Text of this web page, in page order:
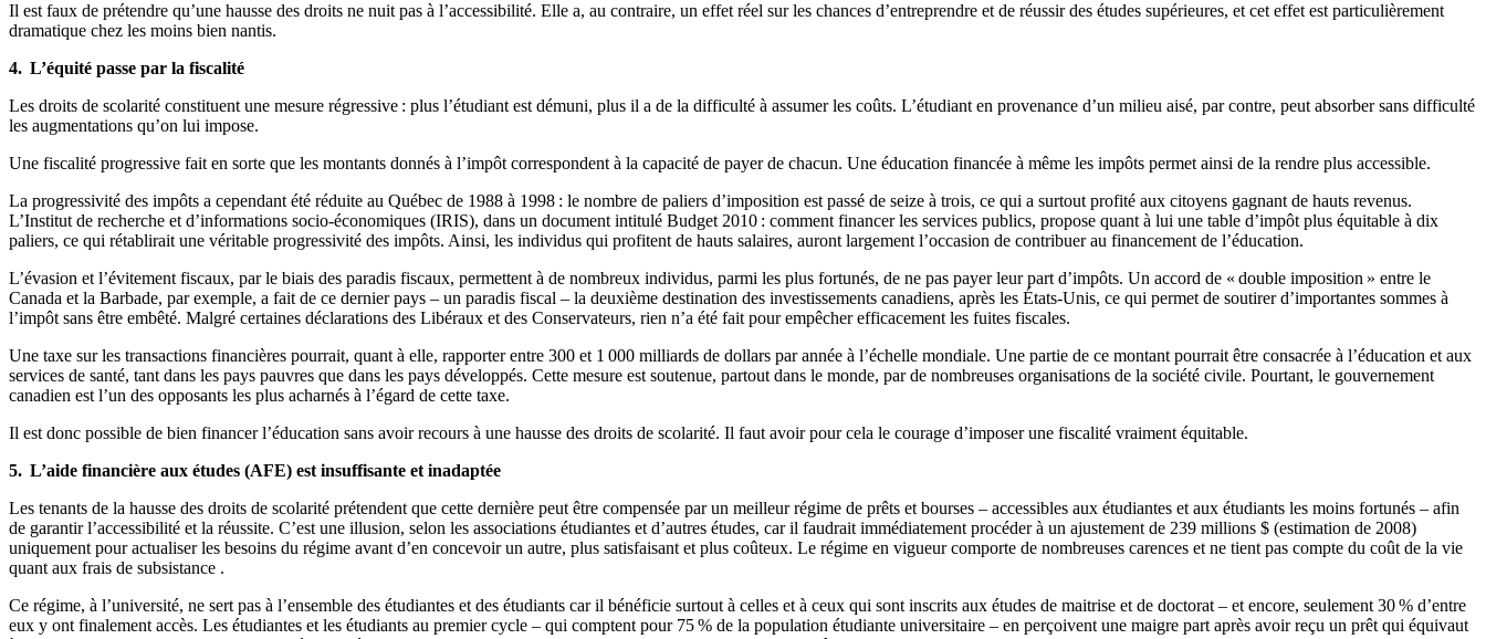
Il est faux de prétendre qu’une hausse des droits ne nuit pas à l’accessibilité. Elle a, au contraire, un effet réel sur les chances d’entreprendre et de réussir des études supérieures, et cet effet est particulièrement
dramatique chez les moins bien nantis.
4. L’équité passe par la fiscalité
Les droits de scolarité constituent une mesure régressive : plus l’étudiant est démuni, plus il a de la difficulté à assumer les coûts. L’étudiant en provenance d’un milieu aisé, par contre, peut absorber sans difficulté
les augmentations qu’on lui impose.
Une fiscalité progressive fait en sorte que les montants donnés à l’impôt correspondent à la capacité de payer de chacun. Une éducation financée à même les impôts permet ainsi de la rendre plus accessible.
La progressivité des impôts a cependant été réduite au Québec de 1988 à 1998 : le nombre de paliers d’imposition est passé de seize à trois, ce qui a surtout profité aux citoyens gagnant de hauts revenus.
L’Institut de recherche et d’informations socio-économiques (IRIS), dans un document intitulé Budget 2010 : comment financer les services publics, propose quant à lui une table d’impôt plus équitable à dix
paliers, ce qui rétablirait une véritable progressivité des impôts. Ainsi, les individus qui profitent de hauts salaires, auront largement l’occasion de contribuer au financement de l’éducation.
L’évasion et l’évitement fiscaux, par le biais des paradis fiscaux, permettent à de nombreux individus, parmi les plus fortunés, de ne pas payer leur part d’impôts. Un accord de « double imposition » entre le
Canada et la Barbade, par exemple, a fait de ce dernier pays – un paradis fiscal – la deuxième destination des investissements canadiens, après les États-Unis, ce qui permet de soutirer d’importantes sommes à
l’impôt sans être embêté. Malgré certaines déclarations des Libéraux et des Conservateurs, rien n’a été fait pour empêcher efficacement les fuites fiscales.
Une taxe sur les transactions financières pourrait, quant à elle, rapporter entre 300 et 1 000 milliards de dollars par année à l’échelle mondiale. Une partie de ce montant pourrait être consacrée à l’éducation et aux
services de santé, tant dans les pays pauvres que dans les pays développés. Cette mesure est soutenue, partout dans le monde, par de nombreuses organisations de la société civile. Pourtant, le gouvernement
canadien est l’un des opposants les plus acharnés à l’égard de cette taxe.
Il est donc possible de bien financer l’éducation sans avoir recours à une hausse des droits de scolarité. Il faut avoir pour cela le courage d’imposer une fiscalité vraiment équitable.
5. L’aide financière aux études (AFE) est insuffisante et inadaptée
Les tenants de la hausse des droits de scolarité prétendent que cette dernière peut être compensée par un meilleur régime de prêts et bourses – accessibles aux étudiantes et aux étudiants les moins fortunés – afin
de garantir l’accessibilité et la réussite. C’est une illusion, selon les associations étudiantes et d’autres études, car il faudrait immédiatement procéder à un ajustement de 239 millions $ (estimation de 2008)
uniquement pour actualiser les besoins du régime avant d’en concevoir un autre, plus satisfaisant et plus coûteux. Le régime en vigueur comporte de nombreuses carences et ne tient pas compte du coût de la vie
quant aux frais de subsistance .
Ce régime, à l’université, ne sert pas à l’ensemble des étudiantes et des étudiants car il bénéficie surtout à celles et à ceux qui sont inscrits aux études de maitrise et de doctorat – et encore, seulement 30 % d’entre
eux y ont finalement accès. Les étudiantes et les étudiants au premier cycle – qui comptent pour 75 % de la population étudiante universitaire – en perçoivent une maigre part après avoir reçu un prêt qui équivaut